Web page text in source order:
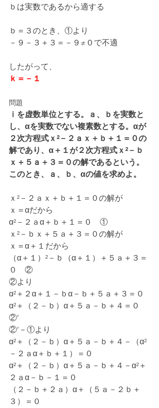
ｂは実数であるから適する
ｂ＝３のとき、①より
－９－３＋３＝－９≠０で不適
したがって、
ｋ＝－１
問題
ｉを虚数単位とする。ａ、ｂを実数と
し、αを実数でない複素数とする。αが
２次方程式ｘ²－２ａｘ＋ｂ＋１＝０の
解であり、α＋１が２次方程式ｘ²－ｂ
ｘ＋５ａ＋３＝０の解であるという。
このとき、ａ、ｂ、αの値を求めよ。
ｘ²－２ａｘ＋ｂ＋１＝０の解が
ｘ＝αだから
α²－２ａα＋ｂ＋１＝０　①
ｘ²－ｂｘ＋５ａ＋３＝０の解が
ｘ＝α＋１だから
（α＋１）²－ｂ（α＋１）＋５ａ＋３＝
０　②
②より
α²＋２α＋１－ｂα－ｂ＋５ａ＋３＝０
α²＋（２－ｂ）α＋５ａ－ｂ＋４＝０
②’
②’－①より
α²＋（２－ｂ）α＋５ａ－ｂ＋４－（α²
－２ａα＋ｂ＋１）＝０
α²＋（２－ｂ）α＋５ａ－ｂ＋４－α²＋
２ａα－ｂ－１＝０
（２－ｂ＋２ａ）α＋（５ａ－２ｂ＋
３）＝０